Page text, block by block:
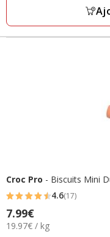
Croc Pro - Biscuits Mini
4.6
étoiles
avec
4.6(17)
Prix
7.99€
7.99€
19.97€
19.97€ / kg